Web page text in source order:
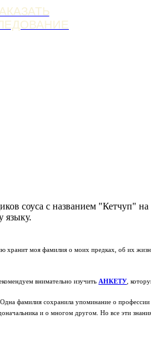
соуса с названием "Кетчуп"
языку.
моя фамилия о моих предках, об их
внимательно изучить АНКЕТУ ,
фамилия сохранила упоминание о
и о многом другом. Но все эти